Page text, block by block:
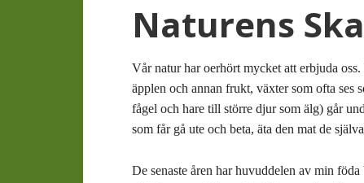
Naturens
Vår natur har oerhört mycket att erbjuda
äpplen och annan frukt, växter som ofta
fågel och hare till större djur som älg) går
som får gå ute och beta, äta den mat de
De senaste åren har huvuddelen av min